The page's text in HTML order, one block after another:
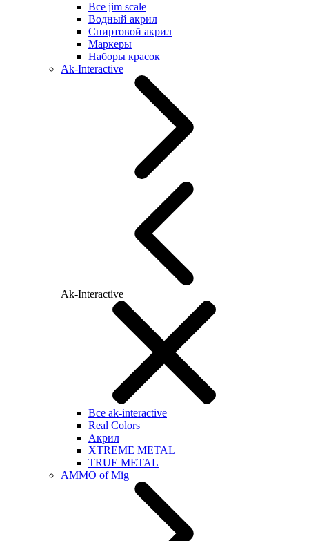
Все jim scale
Водный акрил
Спиртовой акрил
Маркеры
Наборы красок
Ak-Interactive
Ak-Interactive
Все ak-interactive
Real Colors
Акрил
XTREME METAL
TRUE METAL
AMMO of Mig